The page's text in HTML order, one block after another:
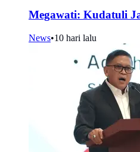
Megawati: Kudatuli
News•10 hari lalu